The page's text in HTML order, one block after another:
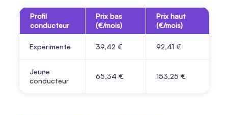
Profil
conducteur
Prix bas
(€/mois)
Prix haut
(€/mois)
Expérimenté 39,42 € 92,41 €
Jeune
conducteur
65,34 € 153,25 €